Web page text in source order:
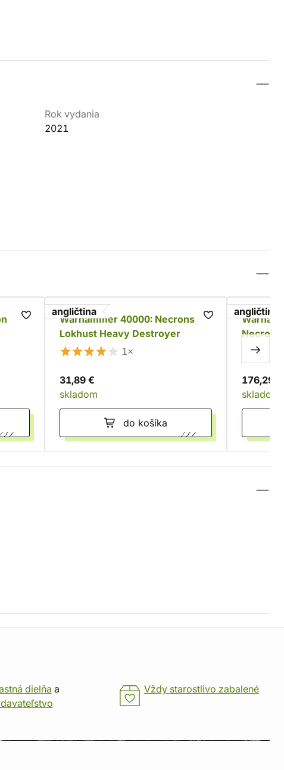
Rok vydania
2021
angličtina
Warhammer 40000: Necrons
Lokhust Heavy Destroyer
1×
31,89 €
skladom
do košíka
angličtina
Necron
176,29 €
skladom
dielňa a
Vždy starostlivo zabalené